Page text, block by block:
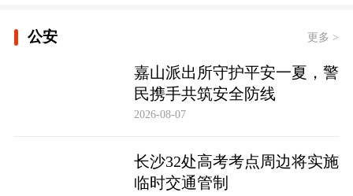
公安 更多 >
嘉山派出所守护平安一夏，警
民携手共筑安全防线
2026-08-07
长沙32处高考考点周边将实施
临时交通管制